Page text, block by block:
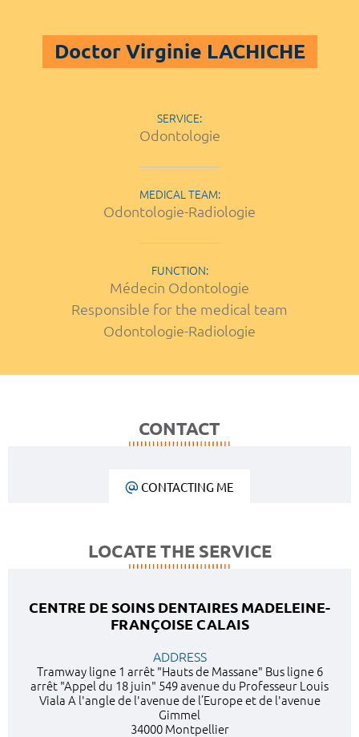
Doctor Virginie LACHICHE
SERVICE:
Odontologie
MEDICAL TEAM:
Odontologie-Radiologie
FUNCTION:
Médecin Odontologie
Responsible for the medical team
Odontologie-Radiologie
CONTACT
CONTACTING ME
LOCATE THE SERVICE
CENTRE DE SOINS DENTAIRES MADELEINE-
FRANÇOISE CALAIS
ADDRESS
Tramway ligne 1 arrêt "Hauts de Massane" Bus ligne 6
arrêt "Appel du 18 juin" 549 avenue du Professeur Louis
Viala A l'angle de l'avenue de l’Europe et de l'avenue
Gimmel
34000 Montpellier